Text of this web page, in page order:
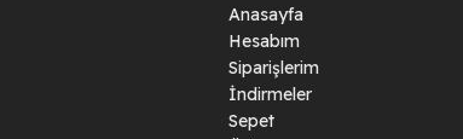
Anasayfa
Hesabım
Siparişlerim
İndirmeler
Sepet